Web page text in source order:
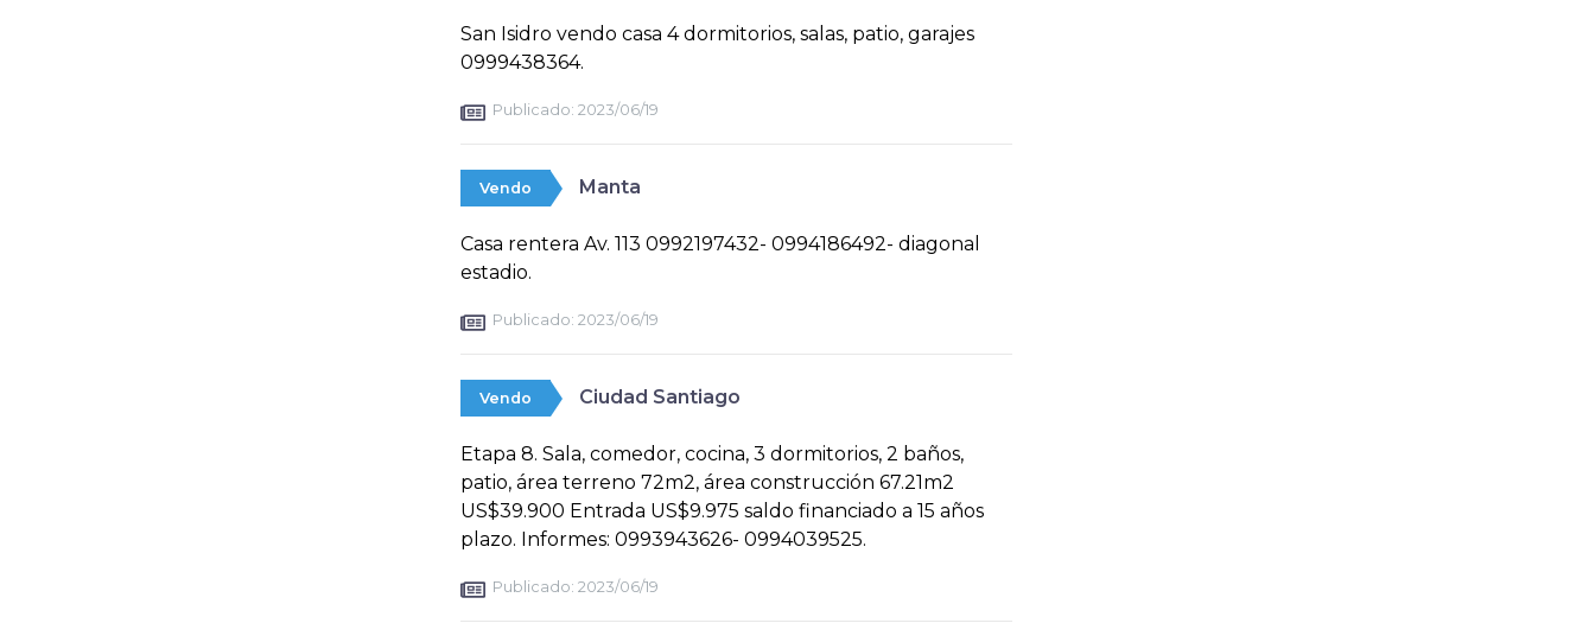
San Isidro vendo casa 4 dormitorios, salas, patio, garajes
0999438364.
Publicado: 2023/06/19
Vendo Manta
Casa rentera Av. 113 0992197432- 0994186492- diagonal
estadio.
Publicado: 2023/06/19
Vendo Ciudad Santiago
Etapa 8. Sala, comedor, cocina, 3 dormitorios, 2 baños,
patio, área terreno 72m2, área construcción 67.21m2
US$39.900 Entrada US$9.975 saldo financiado a 15 años
plazo. Informes: 0993943626- 0994039525.
Publicado: 2023/06/19